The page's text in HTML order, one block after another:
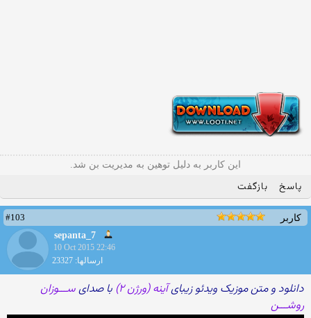
این کاربر به دلیل توهین به مدیریت بن شد.
پاسخ بازگفت
کاربر
#103
sepanta_7
10 Oct 2015 22:46
ارسالها: 23327
دانلود و متن موزیک ویدئو زیبایآینه (ورژن ۲) با صدایســـوزان
روشـــن